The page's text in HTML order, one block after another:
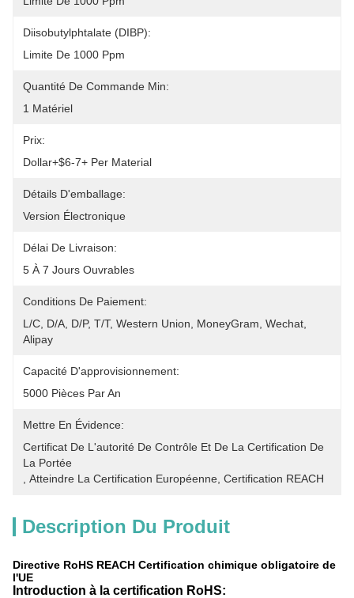
Diisobutylphtalate (DIBP):
Limite De 1000 Ppm
Quantité De Commande Min:
1 Matériel
Prix:
Dollar+$6-7+ Per Material
Détails D'emballage:
Version Électronique
Délai De Livraison:
5 À 7 Jours Ouvrables
Conditions De Paiement:
L/C, D/A, D/P, T/T, Western Union, MoneyGram, Wechat,
Alipay
Capacité D'approvisionnement:
5000 Pièces Par An
Mettre En Évidence:
Certificat De L'autorité De Contrôle Et De La Certification De
La Portée
Atteindre La Certification Européenne Certification REACH
Description Du Produit
Directive RoHS REACH Certification chimique obligatoire de
l'UE
Introduction à la certification RoHS: